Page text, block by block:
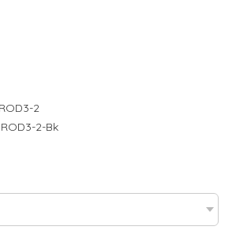
2
2-Bk